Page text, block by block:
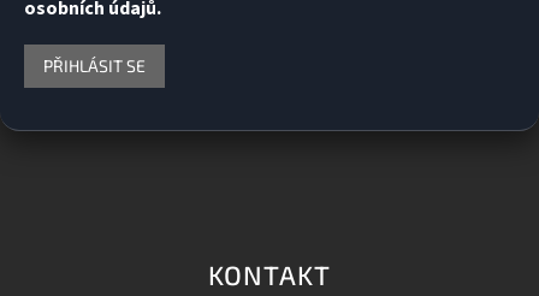
osobních údajů.
PŘIHLÁSIT SE
KONTAKT